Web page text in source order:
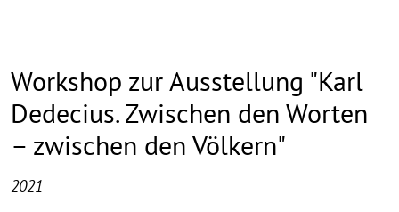
Workshop zur Ausstellung "Karl
Dedecius. Zwischen den Worten
– zwischen den Völkern"
Beschreibung
2021